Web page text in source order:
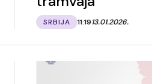
SRBIJA 11:1913.01.2026.